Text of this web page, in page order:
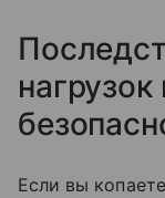
Если вы